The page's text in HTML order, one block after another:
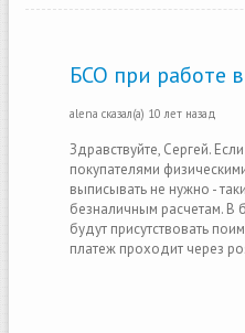
БСО при работе
alena сказал(а) 10 лет назад
Здравствуйте, Сергей.
покупателями
выписывать не нужно -
безналичным расчетам. В
будут присутствовать
платеж проходит через